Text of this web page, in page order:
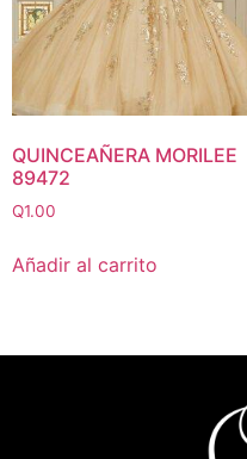
QUINCEAÑERA MORILEE
89472
Q1.00
Añadir al carrito